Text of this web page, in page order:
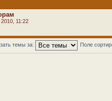
11:22
темы за: Поле